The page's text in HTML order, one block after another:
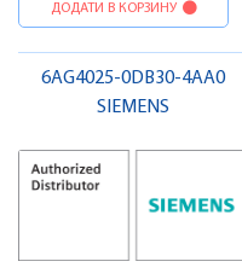
ДОДАТИ В КОРЗИНУ
6AG4025-0DB30-4AA0
SIEMENS